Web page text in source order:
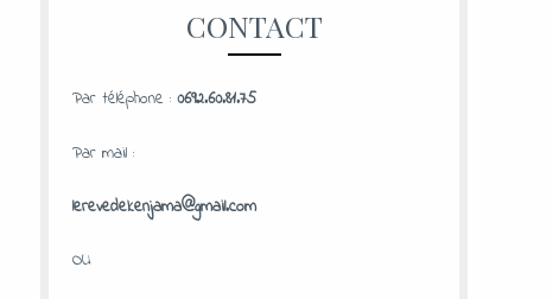
CONTACT
Par téléphone : 0692.60.81.75
Par mail :
lerevedekenjama@gmail.com
OU